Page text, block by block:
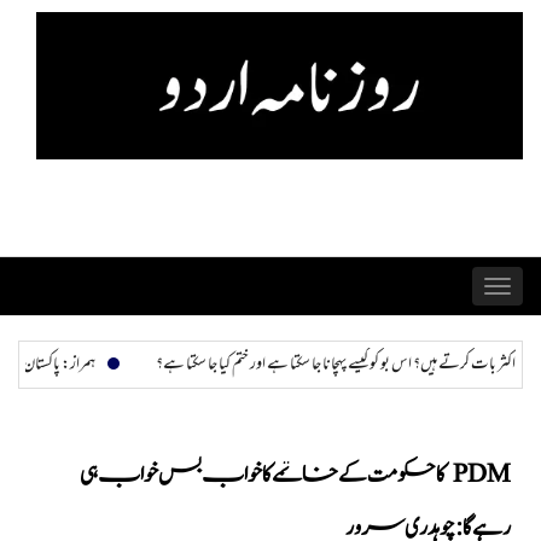
Skip
Toggle
navigation
ہے اور ختم کیا جا سکتا ہے؟ ہمراز: پاکستان حکومت کی ذہنی صحت سے متعلق امداد فراہم
PDM کا حکومت کے خاتمے کا خواب بس خواب ہی
رہے گا: چوہدری سرور